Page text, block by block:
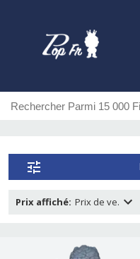
Prix affiché: Prix de ve.